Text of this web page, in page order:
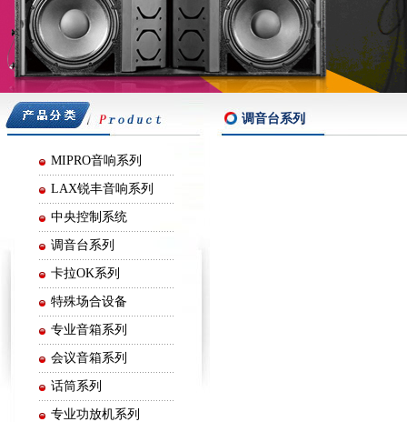
嘉声音响
MIPRO音响系列
LAX锐丰音响系列
中央控制系统
调音台系列
卡拉OK系列
特殊场合设备
专业音箱系列
会议音箱系列
话筒系列
专业功放机系列
调音台系列